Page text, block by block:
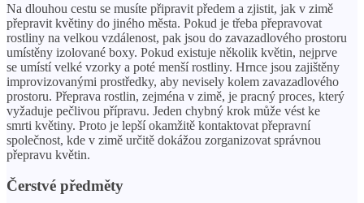
Na dlouhou cestu se musíte připravit předem a zjistit, jak v zimě
přepravit květiny do jiného města. Pokud je třeba přepravovat
rostliny na velkou vzdálenost, pak jsou do zavazadlového prostoru
umístěny izolované boxy. Pokud existuje několik květin, nejprve
se umístí velké vzorky a poté menší rostliny. Hrnce jsou zajištěny
improvizovanými prostředky, aby nevisely kolem zavazadlového
prostoru. Přeprava rostlin, zejména v zimě, je pracný proces, který
vyžaduje pečlivou přípravu. Jeden chybný krok může vést ke
smrti květiny. Proto je lepší okamžitě kontaktovat přepravní
společnost, kde v zimě určitě dokážou zorganizovat správnou
přepravu květin.
Čerstvé předměty